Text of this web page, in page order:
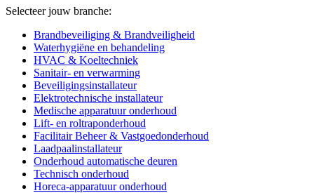
Selecteer jouw branche:
Brandbeveiliging & Brandveiligheid
Waterhygiëne en behandeling
HVAC & Koeltechniek
Sanitair- en verwarming
Beveiligingsinstallateur
Elektrotechnische installateur
Medische apparatuur onderhoud
Lift- en roltraponderhoud
Facilitair Beheer & Vastgoedonderhoud
Laadpaalinstallateur
Onderhoud automatische deuren
Technisch onderhoud
Horeca-apparatuur onderhoud